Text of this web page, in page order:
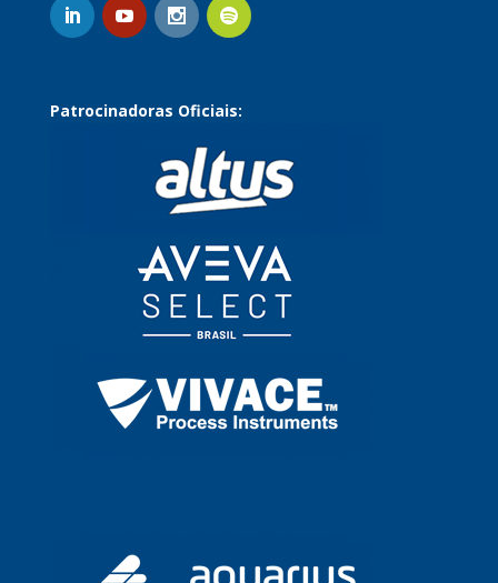
Patrocinadoras Oficiais: